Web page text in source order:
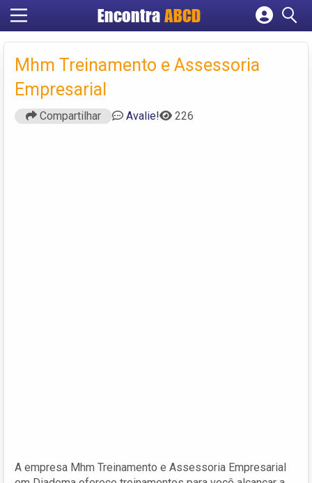
EncontraABCD
Cadastrar empresa
Criar conta
Mhm Treinamento e Assessoria
Empresarial
Compartilhar Avalie! 226
A empresa Mhm Treinamento e Assessoria Empresarial